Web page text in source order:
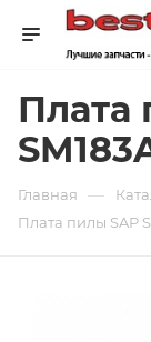
Плата
Главная —
Плата пилы SAP